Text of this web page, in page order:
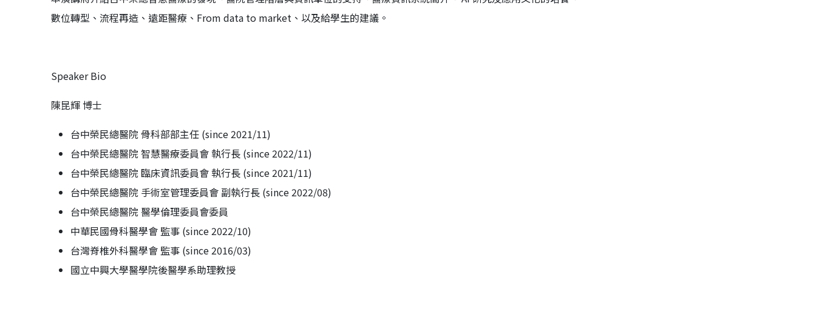
數位轉型、流程再造、遠距醫療、From data to market、以及給學生的建議。
Speaker Bio
陳昆輝 博士
台中榮民總醫院 骨科部部主任 (since 2021/11)
台中榮民總醫院 智慧醫療委員會 執行長 (since 2022/11)
台中榮民總醫院 臨床資訊委員會 執行長 (since 2021/11)
台中榮民總醫院 手術室管理委員會 副執行長 (since 2022/08)
台中榮民總醫院 醫學倫理委員會委員
中華民國骨科醫學會 監事 (since 2022/10)
台灣脊椎外科醫學會 監事 (since 2016/03)
國立中興大學醫學院後醫學系助理教授